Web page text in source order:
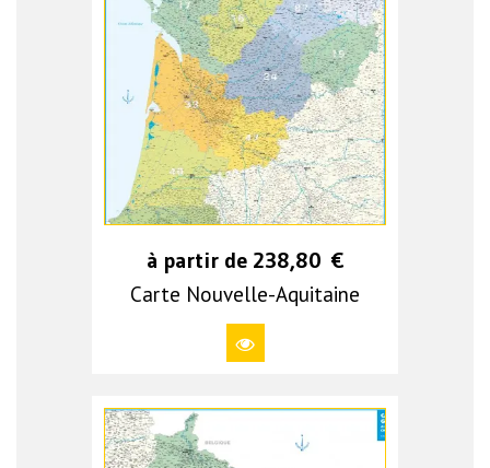
à partir de 238,80 €
Carte Nouvelle-Aquitaine